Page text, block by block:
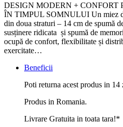
DESIGN MODERN + CONFORT
ÎN TIMPUL SOMNULUI Un miez
din doua straturi – 14 cm de spumă
susținere ridicata și spumă de
ocupă de confort, flexibilitate și
exercitate…
Beneficii
Poti returna acest produs in 14
Produs in Romania.
Livrare Gratuita in toata tara!*